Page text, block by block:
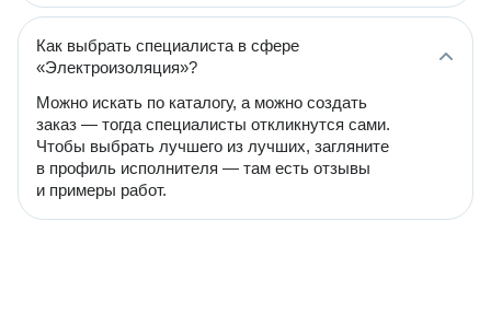
Как выбрать специалиста в сфере
«Электроизоляция»?
Можно искать по каталогу, а можно создать
заказ — тогда специалисты откликнутся сами.
Чтобы выбрать лучшего из лучших, загляните
в профиль исполнителя — там есть отзывы
и примеры работ.